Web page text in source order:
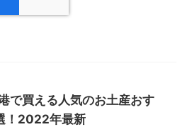
で買える人気のお土産おす
！2022年最新